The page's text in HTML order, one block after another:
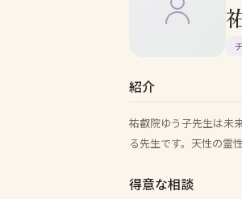
紹介
祐叡院ゆう子先生は未
る先生です。天性の霊
得意な相談